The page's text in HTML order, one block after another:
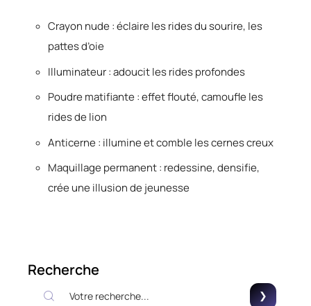
Crayon nude : éclaire les rides du sourire, les
pattes d’oie
Illuminateur : adoucit les rides profondes
Poudre matifiante : effet flouté, camoufle les
rides de lion
Anticerne : illumine et comble les cernes creux
Maquillage permanent : redessine, densifie,
crée une illusion de jeunesse
Recherche